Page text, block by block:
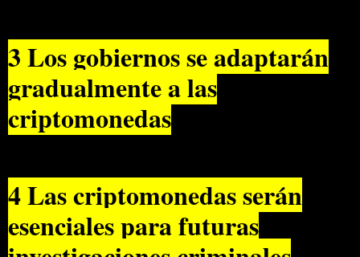
3 Los gobiernos se adaptarán
gradualmente a las
criptomonedas
4 Las criptomonedas serán
esenciales para futuras